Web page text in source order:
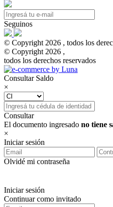
Seguinos
© Copyright 2026 , todos los
© Copyright 2026 ,
todos los derechos reservados
Consultar Saldo
×
Consultar
El documento ingresado no tiene
×
Iniciar sesión
Olvidé mi contraseña
Iniciar sesión
Continuar como invitado